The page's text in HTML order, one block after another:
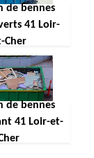
de bennes
41 Loir-
Cher
de bennes
41 Loir-et-